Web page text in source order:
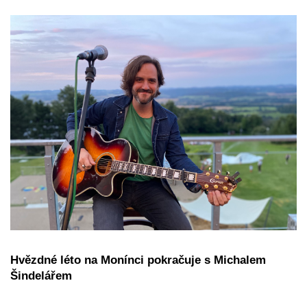
Hvězdné léto na Monínci pokračuje s Michalem
Šindelářem